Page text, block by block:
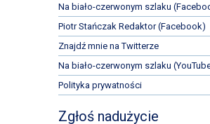
Na biało-czerwonym szlaku
Piotr Stańczak Redaktor (Facebook)
Znajdź mnie na Twitterze
Na biało-czerwonym szlaku
Polityka prywatności
Zgłoś nadużycie